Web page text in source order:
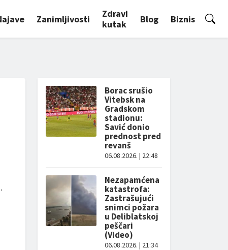
Zanimljivosti
Zdravi
kutak
Blog Biznis
Borac srušio
Vitebsk na
Gradskom
stadionu:
Savić donio
prednost pred
revanš
06.08.2026. | 22:48
Nezapamćena
katastrofa:
Zastrašujući
snimci požara
u Deliblatskoj
peščari
(Video)
06.08.2026. | 21:34